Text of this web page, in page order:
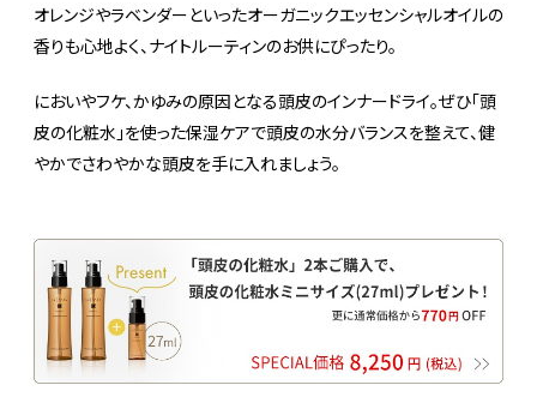
オレンジやラベンダーといったオーガニックエッセンシャルオイルの
香りも心地よく、ナイトルーティンのお供にぴったり。
においやフケ、かゆみの原因となる頭皮のインナードライ。ぜひ「頭
皮の化粧水」を使った保湿ケアで頭皮の水分バランスを整えて、健
やかでさわやかな頭皮を手に入れましょう。